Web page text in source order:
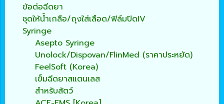
ข้อต่อฉีดยา
ชุดให้น้ำเกลือ/ถุงใส่เลือด/ฟิล์มปิดIV
Syringe
Asepto Syringe
Unolock/Dispovan/FlinMed (ราคาประหยัด)
FeelSoft (Korea)
เข็มฉีดยาสแตนเลส
สำหรับสัตว์